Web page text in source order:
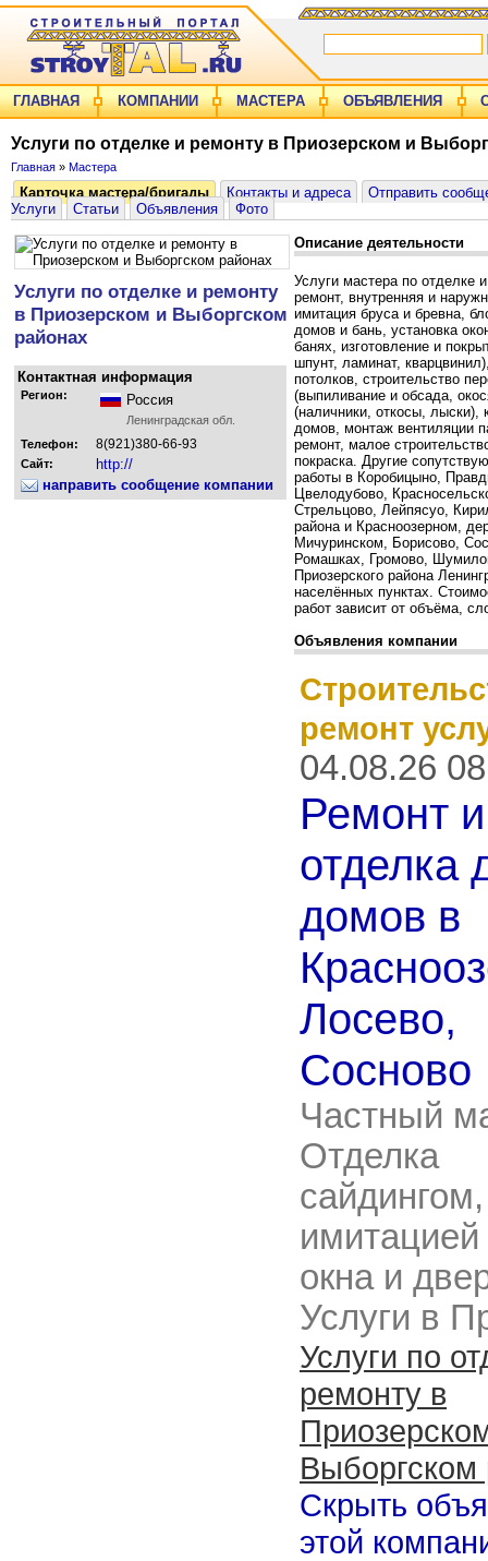
ГЛАВНАЯ КОМПАНИИ МАСТЕРА ОБЪЯВЛЕНИЯ
Услуги по отделке и ремонту в Приозерском и
Главная » Мастера
Карточка мастера/бригады Контакты и адреса
Отправить
Услуги
Статьи Объявления Фото
Услуги по отделке и ремонту
в Приозерском и Выборгском
районах
Контактная информация
Регион: Россия
Ленинградская обл.
Телефон:
8(921)380-66-93
Сайт:
http://
направить сообщение компании
Описание деятельности
Услуги мастера по отделке
ремонт, внутренняя и
имитация бруса и бревна,
домов и бань, установка
банях, изготовление и
шпунт, ламинат,
потолков, строительство
(выпиливание и обсада,
(наличники, откосы, лыски),
домов, монтаж вентиляции
ремонт, малое
покраска. Другие
работы в Коробицыно,
Цвелодубово,
Стрельцово, Лейпясуо,
района и Красноозерном,
Мичуринском, Борисово,
Ромашках, Громово,
Приозерского района
населённых пунктах.
работ зависит от объёма,
Объявления компании
ремонт
04.08.26
Ремонт и
отделка
домов в
Лосево,
Сосново
Частный
Отделка
сайдингом,
имитацией
окна и
Услуги в
Услуги по
ремонту в
Выборгском
Скрыть
этой